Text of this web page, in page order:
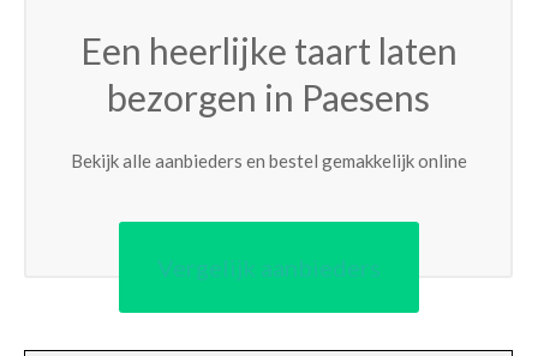
Een heerlijke taart laten
bezorgen in Paesens
Bekijk alle aanbieders en bestel gemakkelijk online
Vergelijk aanbieders